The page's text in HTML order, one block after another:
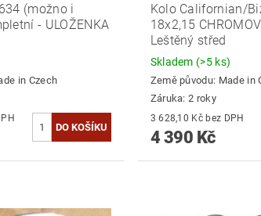
(možno i
- ULOŽENKA
in Czech
DPH
Kolo Californian/
18x2,15
Leštěný střed
Skladem (>5 ks)
Země původu: Made in
Záruka: 2 roky
3 628,10 Kč bez DPH
4 390 Kč